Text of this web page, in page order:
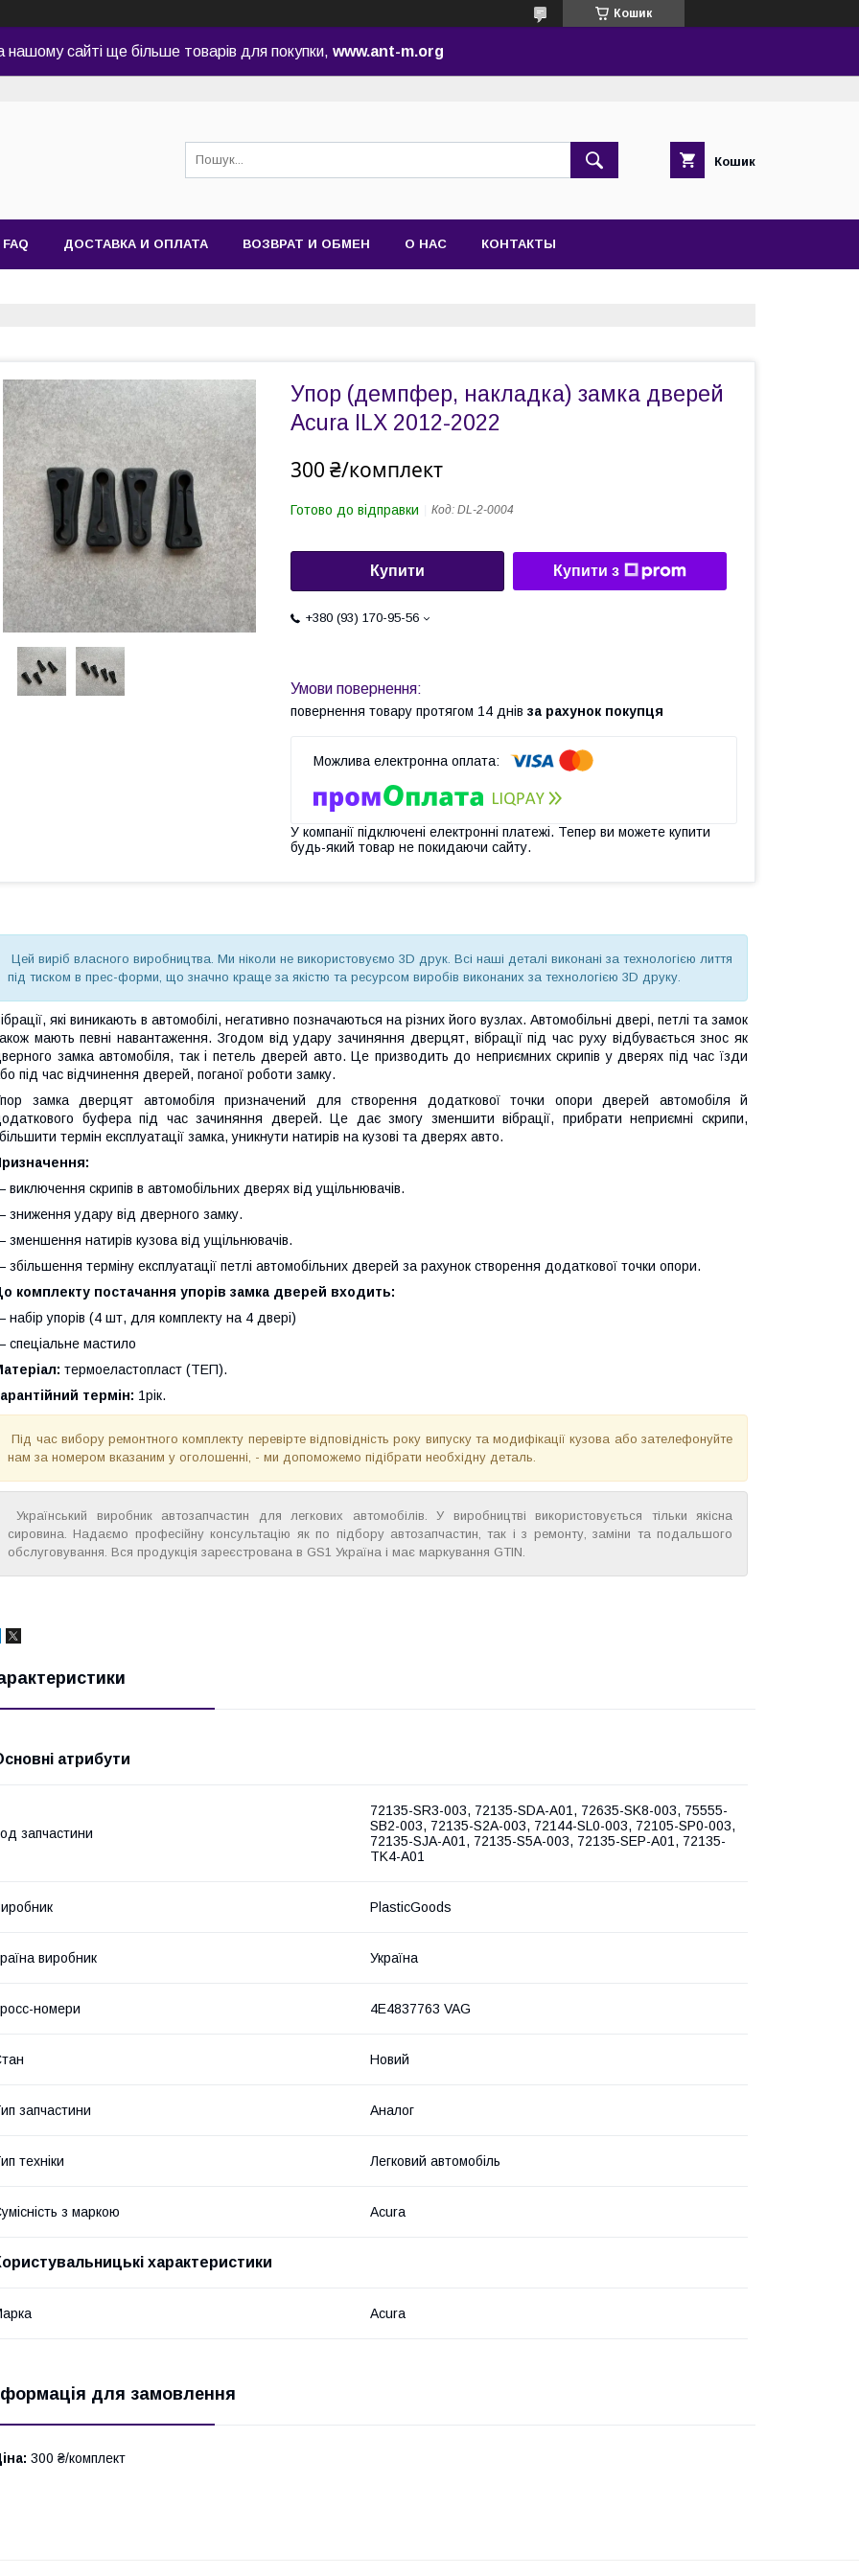
Кошик
нашому сайті ще більше товарів для покупки, www.ant-m.org
Кошик
FAQ ДОСТАВКА И ОПЛАТА ВОЗВРАТ И ОБМЕН О НАС КОНТАКТЫ
Упор (демпфер, накладка) замка дверей
Acura ILX 2012-2022
300 ₴/комплект
Готово до відправки Код: DL-2-0004
Купити Купити з
+380 (93) 170-95-56
повернення товару протягом 14 днів за рахунок покупця
У компанії підключені електронні платежі. Тепер ви можете купити
будь-який товар не покидаючи сайту.
Цей виріб власного виробництва. Ми ніколи не використовуємо 3D друк. Всі наші деталі виконані за технологією лиття
під тиском в прес-форми, що значно краще за якістю та ресурсом виробів виконаних за технологією 3D друку.
які виникають в автомобілі, негативно позначаються на різних його вузлах. Автомобільні двері, петлі та замок
мають певні навантаження. Згодом від удару зачиняння дверцят, вібрації під час руху відбувається знос як
замка автомобіля, так і петель дверей авто. Це призводить до неприємних скрипів у дверях під час їзди
під час відчинення дверей, поганої роботи замку.
замка дверцят автомобіля призначений для створення додаткової точки опори дверей автомобіля й
буфера під час зачиняння дверей. Це дає змогу зменшити вібрації, прибрати неприємні скрипи,
термін експлуатації замка, уникнути натирів на кузові та дверях авто.
виключення скрипів в автомобільних дверях від ущільнювачів.
зниження удару від дверного замку.
зменшення натирів кузова від ущільнювачів.
збільшення терміну експлуатації петлі автомобільних дверей за рахунок створення додаткової точки опори.
комплекту постачання упорів замка дверей входить:
набір упорів (4 шт, для комплекту на 4 двері)
спеціальне мастило
термоеластопласт (ТЕП).
термін: 1рік.
Під час вибору ремонтного комплекту перевірте відповідність року випуску та модифікації кузова або зателефонуйте
нам за номером вказаним у оголошенні, - ми допоможемо підібрати необхідну деталь.
Український виробник автозапчастин для легкових автомобілів. У виробництві використовується тільки якісна
сировина. Надаємо професійну консультацію як по підбору автозапчастин, так і з ремонту, заміни та подальшого
обслуговування. Вся продукція зареєстрована в GS1 Україна і має маркування GTIN.
атрибути
запчастини
72135-SR3-003, 72135-SDA-A01, 72635-SK8-003, 75555-
SB2-003, 72135-S2A-003, 72144-SL0-003, 72105-SP0-003,
72135-SJA-A01, 72135-S5A-003, 72135-SEP-A01, 72135-
TK4-A01
PlasticGoods
виробник Україна
номери 4E4837763 VAG
Новий
запчастини Аналог
техніки Легковий автомобіль
з маркою Acura
характеристики
Acura
для замовлення
300 ₴/комплект